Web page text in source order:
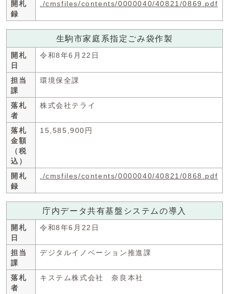
開札
録
./cmsfiles/contents/0000040/40821/0869.pdf
生駒市家庭系指定ごみ袋作製
開札
日
令和8年6月22日
担当
課
環境保全課
落札
者
株式会社テライ
落札
金額
（税
込）
15,585,900円
開札
録
./cmsfiles/contents/0000040/40821/0868.pdf
庁内データ共有基盤システムの導入
開札
日
令和8年6月22日
担当
課
デジタルイノベーション推進課
落札
者
キステム株式会社 奈良本社